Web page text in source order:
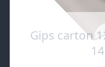
Gips carton